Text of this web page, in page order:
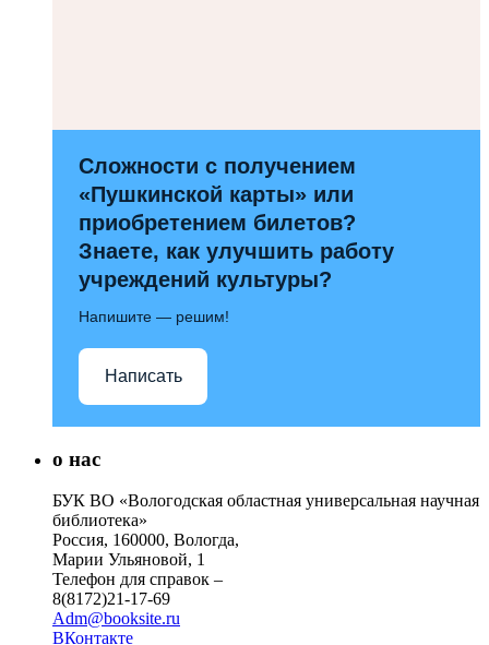
Сложности с получением
«Пушкинской карты» или
приобретением билетов?
Знаете, как улучшить работу
учреждений культуры?
Напишите — решим!
Написать
о нас
БУК ВО «Вологодская областная универсальная научная
библиотека»
Россия, 160000, Вологда,
Марии Ульяновой, 1
Телефон для справок –
8(8172)21-17-69
Adm@booksite.ru
ВКонтакте